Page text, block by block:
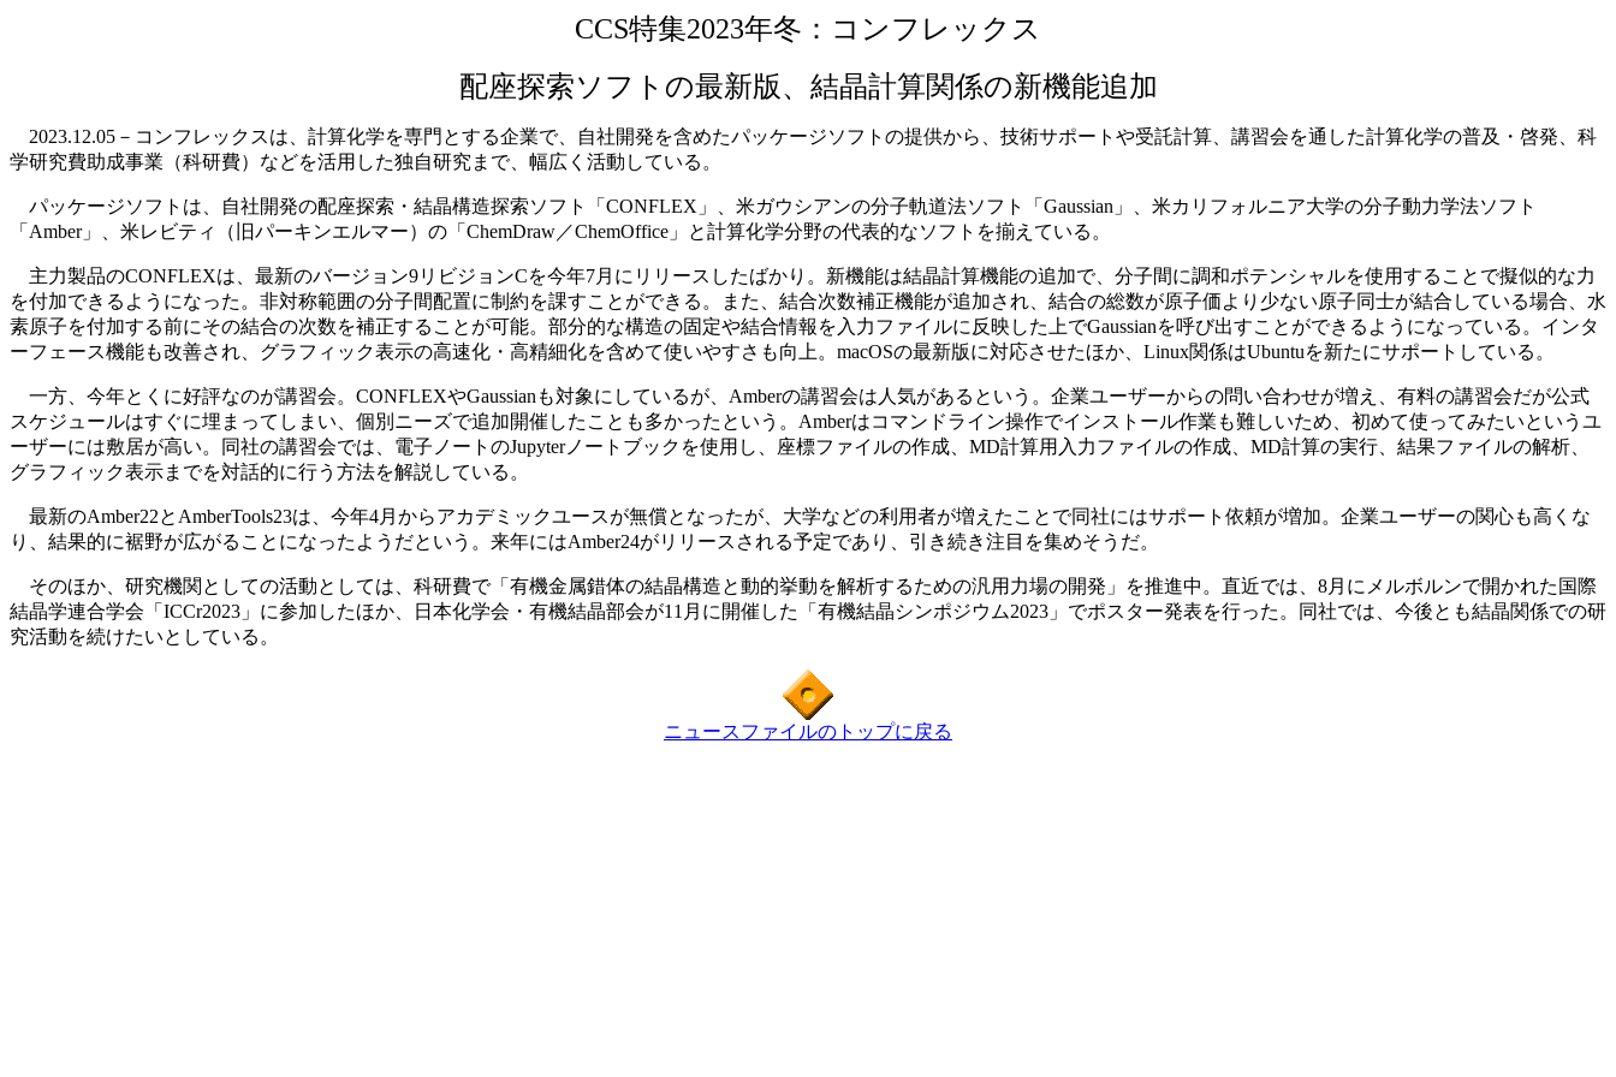
CCS特集2023年冬：コンフレックス
配座探索ソフトの最新版、結晶計算関係の新機能追加
2023.12.05－コンフレックスは、計算化学を専門とする企業で、自社開発を含めたパッケージソフトの提供から、技術サポートや受託計算、講習会を通した計算化学の普及・啓発、科
学研究費助成事業（科研費）などを活用した独自研究まで、幅広く活動している。
パッケージソフトは、自社開発の配座探索・結晶構造探索ソフト「CONFLEX」、米ガウシアンの分子軌道法ソフト「Gaussian」、米カリフォルニア大学の分子動力学法ソフト
「Amber」、米レビティ（旧パーキンエルマー）の「ChemDraw／ChemOffice」と計算化学分野の代表的なソフトを揃えている。
主力製品のCONFLEXは、最新のバージョン9リビジョンCを今年7月にリリースしたばかり。新機能は結晶計算機能の追加で、分子間に調和ポテンシャルを使用することで擬似的な力
を付加できるようになった。非対称範囲の分子間配置に制約を課すことができる。また、結合次数補正機能が追加され、結合の総数が原子価より少ない原子同士が結合している場合、水
素原子を付加する前にその結合の次数を補正することが可能。部分的な構造の固定や結合情報を入力ファイルに反映した上でGaussianを呼び出すことができるようになっている。インタ
ーフェース機能も改善され、グラフィック表示の高速化・高精細化を含めて使いやすさも向上。macOSの最新版に対応させたほか、Linux関係はUbuntuを新たにサポートしている。
一方、今年とくに好評なのが講習会。CONFLEXやGaussianも対象にしているが、Amberの講習会は人気があるという。企業ユーザーからの問い合わせが増え、有料の講習会だが公式
スケジュールはすぐに埋まってしまい、個別ニーズで追加開催したことも多かったという。Amberはコマンドライン操作でインストール作業も難しいため、初めて使ってみたいというユ
ーザーには敷居が高い。同社の講習会では、電子ノートのJupyterノートブックを使用し、座標ファイルの作成、MD計算用入力ファイルの作成、MD計算の実行、結果ファイルの解析、
グラフィック表示までを対話的に行う方法を解説している。
最新のAmber22とAmberTools23は、今年4月からアカデミックユースが無償となったが、大学などの利用者が増えたことで同社にはサポート依頼が増加。企業ユーザーの関心も高くな
り、結果的に裾野が広がることになったようだという。来年にはAmber24がリリースされる予定であり、引き続き注目を集めそうだ。
そのほか、研究機関としての活動としては、科研費で「有機金属錯体の結晶構造と動的挙動を解析するための汎用力場の開発」を推進中。直近では、8月にメルボルンで開かれた国際
結晶学連合学会「ICCr2023」に参加したほか、日本化学会・有機結晶部会が11月に開催した「有機結晶シンポジウム2023」でポスター発表を行った。同社では、今後とも結晶関係での研
究活動を続けたいとしている。
ニュースファイルのトップに戻る